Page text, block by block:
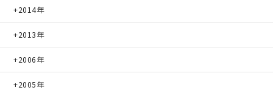
Groovin’
nattoku住宅25周年記念モデル
Glass Arts
2014年
2013年
2006年
2005年